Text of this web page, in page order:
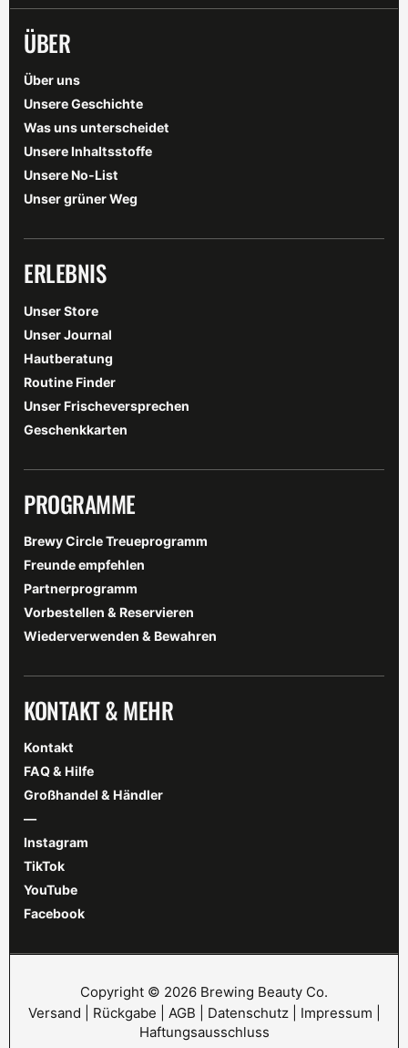
ÜBER
Über uns
Unsere Geschichte
Was uns unterscheidet
Unsere Inhaltsstoffe
Unsere No-List
Unser grüner Weg
ERLEBNIS
Unser Store
Unser Journal
Hautberatung
Routine Finder
Unser Frischeversprechen
Geschenkkarten
PROGRAMME
Brewy Circle Treueprogramm
Freunde empfehlen
Partnerprogramm
Vorbestellen & Reservieren
Wiederverwenden & Bewahren
KONTAKT & MEHR
Kontakt
FAQ & Hilfe
Großhandel & Händler
—
Instagram
TikTok
YouTube
Facebook
Copyright © 2026 Brewing Beauty Co.
Versand
Rückgabe AGB Datenschutz| Impressum
Haftungsausschluss